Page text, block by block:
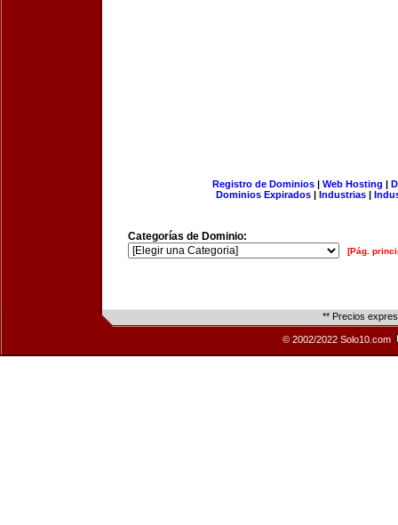
Registro de Dominios| Web Hosting |
Dominios Expirados | Industrias |
Categorías de Dominio:
[Pág.
** Precios
© 2002/2022 Solo10.com